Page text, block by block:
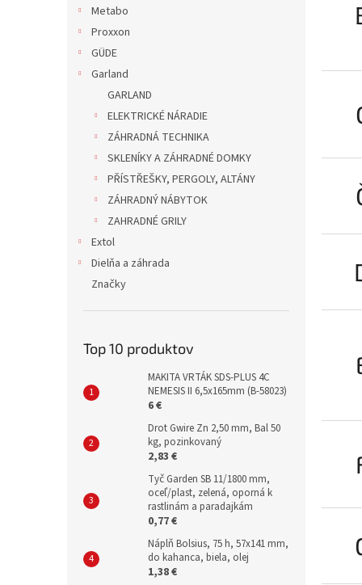
Metabo
Proxxon
GÜDE
Garland
GARLAND
ELEKTRICKÉ NÁRADIE
ZÁHRADNÁ TECHNIKA
SKLENÍKY A ZÁHRADNÉ DOMKY
PŘÍSTŘEŠKY, PERGOLY, ALTÁNY
ZÁHRADNÝ NÁBYTOK
ZAHRADNÉ GRILY
Extol
Dielňa a záhrada
Značky
Top 10 produktov
MAKITA VRTÁK SDS-PLUS 4C
NEMESIS II 6,5x165mm (B-58023)
6 €
Drot Gwire Zn 2,50 mm, Bal 50
kg, pozinkovaný
2,83 €
Tyč Garden SB 11/1800 mm,
oceľ/plast, zelená, oporná k
rastlinám a paradajkám
0,77 €
Náplň Bolsius, 75 h, 57x141 mm,
do kahanca, biela, olej
1,38 €